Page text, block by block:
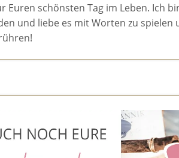
Euren schönsten Tag im Leben. Ich
und liebe es mit Worten zu spielen